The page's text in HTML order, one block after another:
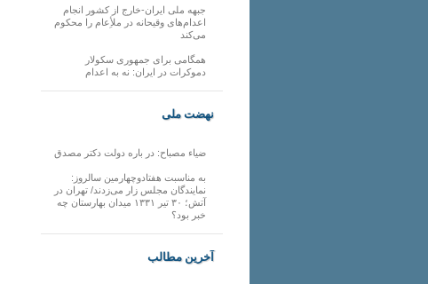
جبهه ملی ایران-خارج از کشور انجام
اعدام‌های وقیحانه در ملأِعام را محکوم
می‌کند
همگامی برای جمهوری سکولار
دموکرات در ایران: نه به اعدام
نهضت ملی
ضیاء مصباح: در باره دولت دکتر مصدق
به مناسبت هفتادوچهارمین سالروز:
نمایندگان مجلس زار می‌زدند/ تهران در
آتش؛ ۳۰ تیر ۱۳۳۱ میدان بهارستان چه
خبر بود؟
آخرین مطالب